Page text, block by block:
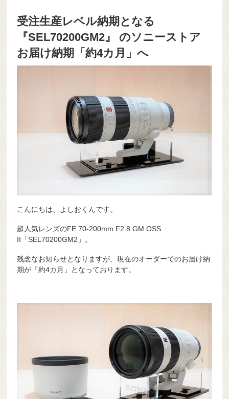
受注生産レベル納期となる
『SEL70200GM2』 のソニーストア
お届け納期「約4カ月」へ
こんにちは、よしおくんです。
超人気レンズのFE 70-200mm F2.8 GM OSS
II「SEL70200GM2」。
残念なお知らせとなりますが、現在のオーダーでのお届け納
期が「約4カ月」となっております。